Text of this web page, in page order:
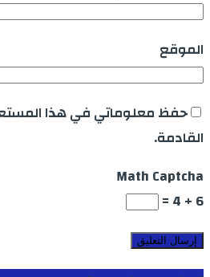
الموقع
حفظ معلوماتي في هذا
القادمة.
Math Captcha
6 + 4 =